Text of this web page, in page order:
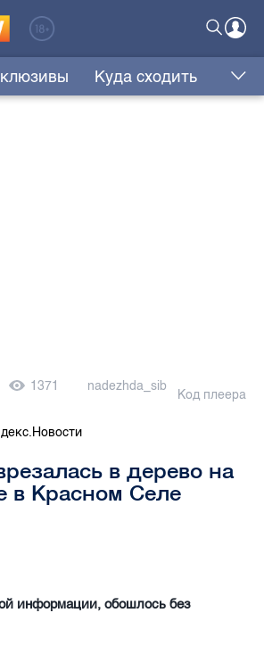
Куда сходить
1371 nadezhda_sib
Код плеера
в дерево на
в Красном Селе
информации, обошлось без